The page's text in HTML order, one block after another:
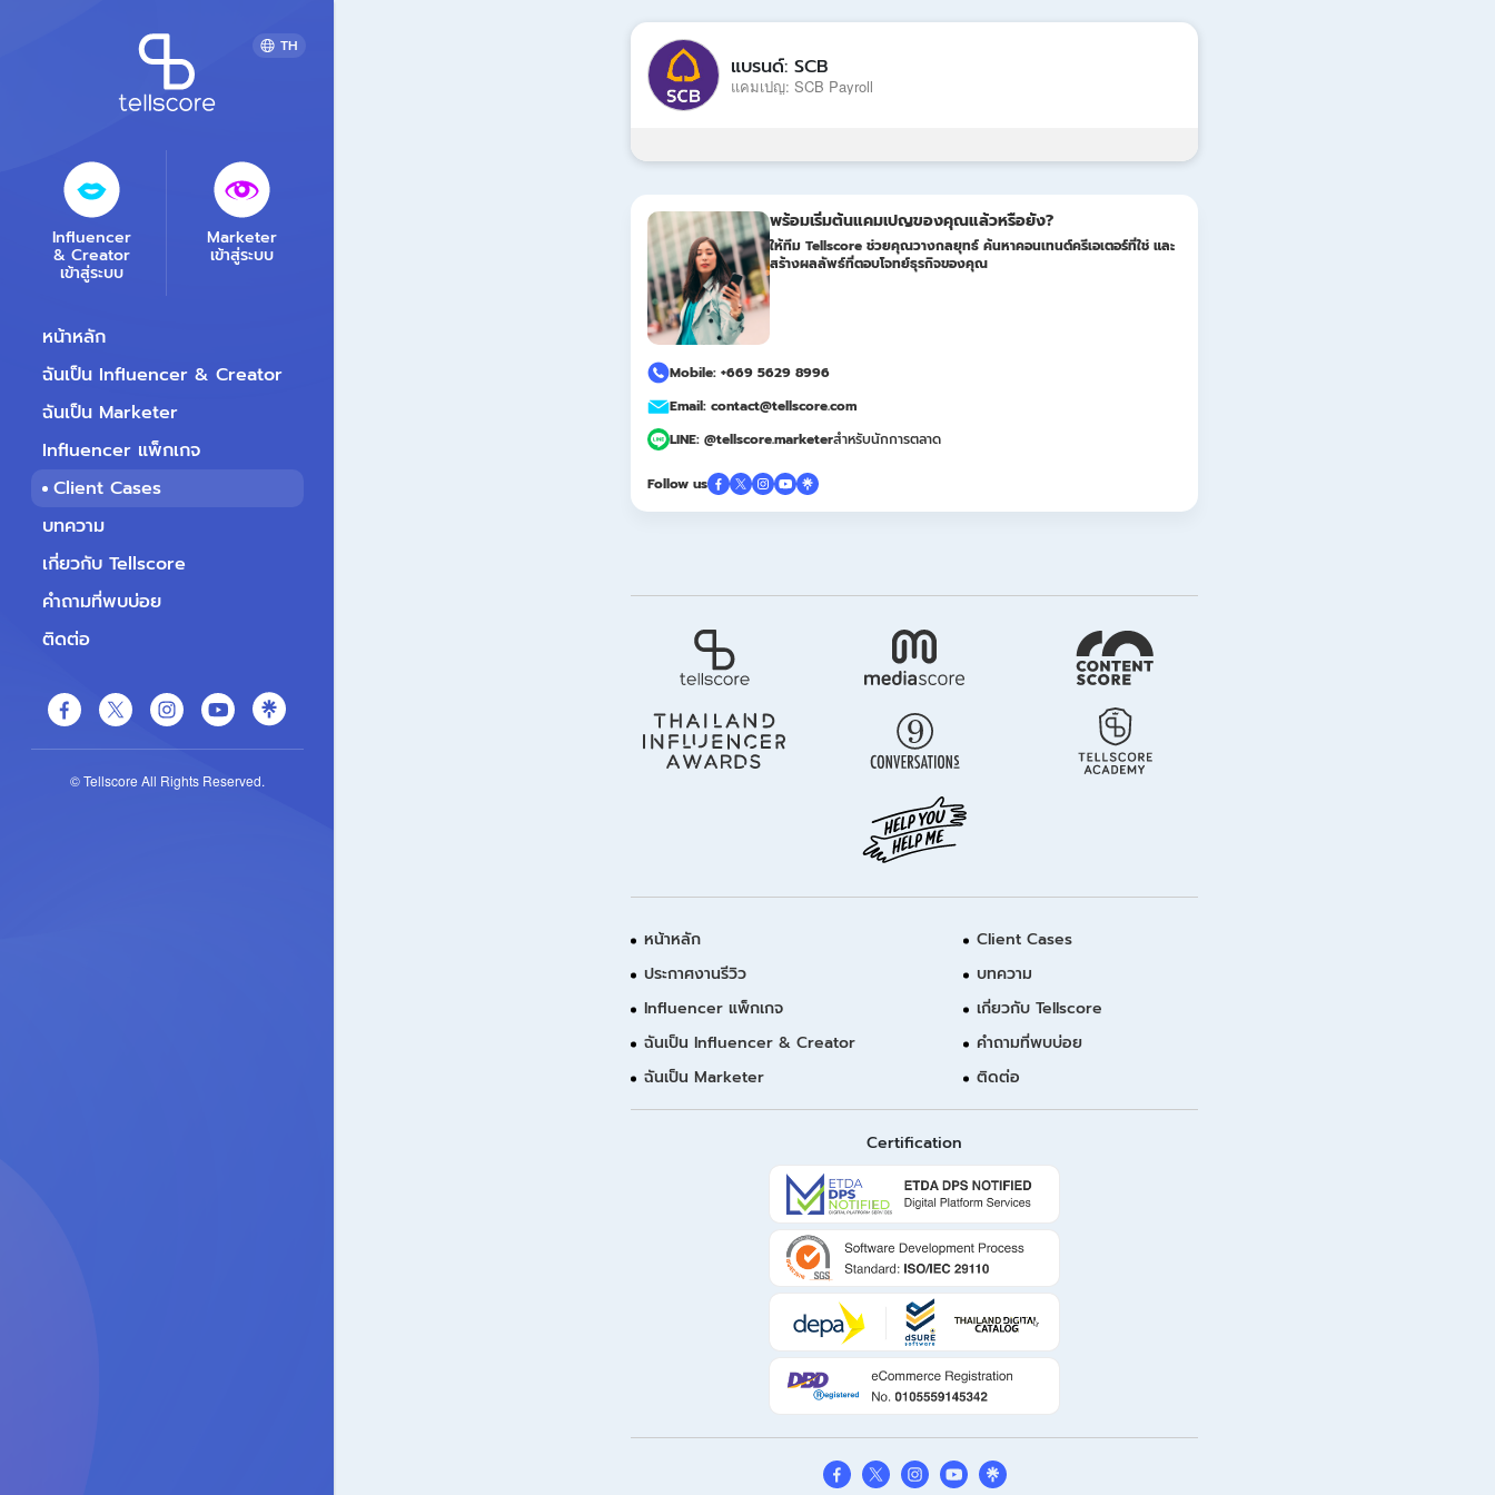
TH
Influencer
& Creator
เข้าสู่ระบบ
Marketer
เข้าสู่ระบบ
หน้าหลัก
ฉันเป็น Influencer & Creator
ฉันเป็น Marketer
Influencer แพ็กเกจ
Client Cases
บทความ
เกี่ยวกับ Tellscore
คำถามที่พบบ่อย
ติดต่อ
© Tellscore All Rights Reserved.
แบรนด์: SCB
แคมเปญ: SCB Payroll
พร้อมเริ่มต้นแคมเปญของคุณแล้วหรือยัง?
ให้ทีม Tellscore ช่วยคุณวางกลยุทธ์ ค้นหาคอนเทนต์ครีเอเตอร์ที่ใช่ และ
สร้างผลลัพธ์ที่ตอบโจทย์ธุรกิจของคุณ
Mobile: +669 5629 8996
Email: contact@tellscore.com
LINE: @tellscore.marketerสำหรับนักการตลาด
Follow us
หน้าหลัก
ประกาศงานรีวิว
Influencer แพ็กเกจ
ฉันเป็น Influencer & Creator
ฉันเป็น Marketer
Client Cases
บทความ
เกี่ยวกับ Tellscore
คำถามที่พบบ่อย
ติดต่อ
Certification